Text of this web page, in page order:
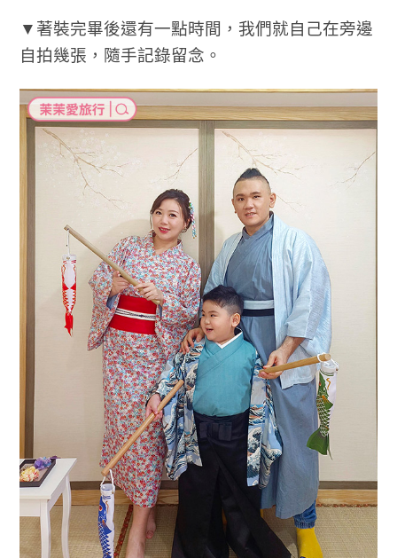
▼著裝完畢後還有一點時間，我們就自己在旁邊
自拍幾張，隨手記錄留念。